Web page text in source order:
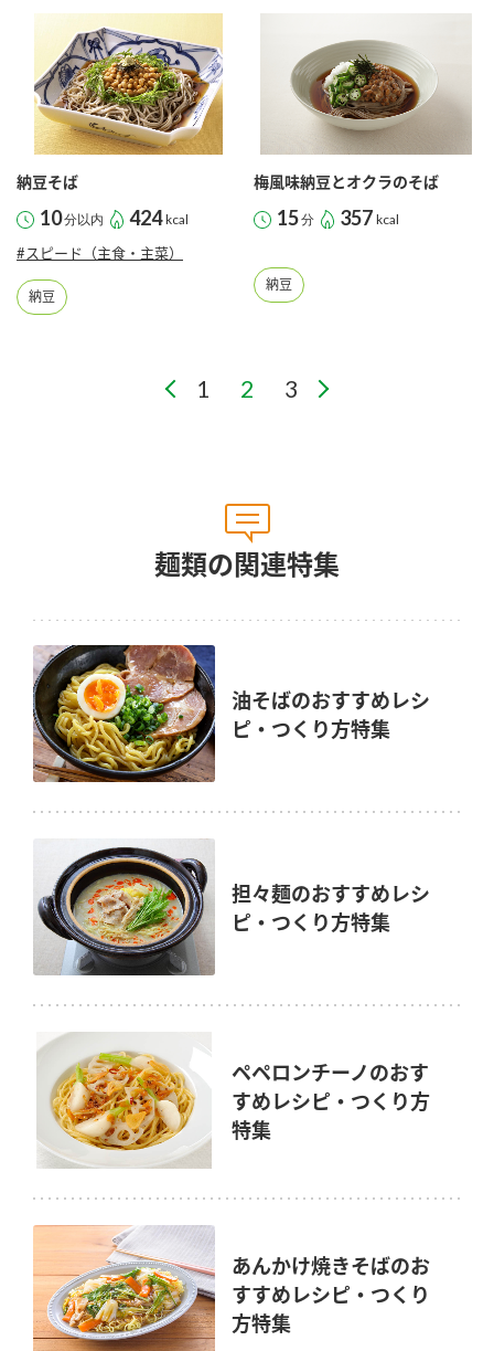
納豆そば
10分以内 424 kcal
#スピード（主食・主菜）
納豆
梅風味納豆とオクラのそば
15分 357 kcal
納豆
麺類の関連特集
油そばのおすすめレシ
ピ・つくり方特集
担々麺のおすすめレシ
ピ・つくり方特集
ペペロンチーノのおす
すめレシピ・つくり方
特集
あんかけ焼きそばのお
すすめレシピ・つくり
方特集